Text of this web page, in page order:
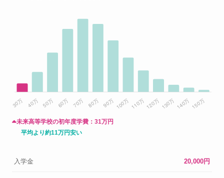
未来高等学校の初年度学費： 31万円
平均より約11万円安い
入学金 20,000円